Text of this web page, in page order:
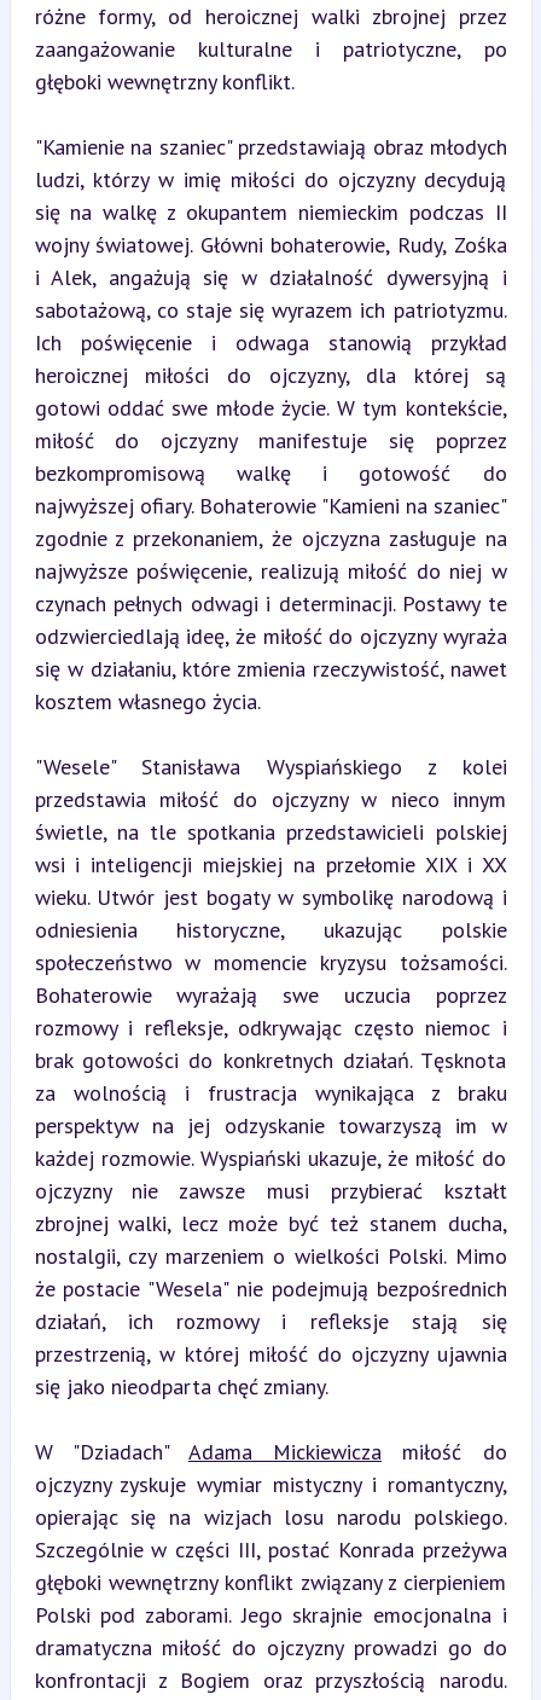
różne formy, od heroicznej walki zbrojnej przez
zaangażowanie kulturalne i patriotyczne, po
głęboki wewnętrzny konflikt.
"Kamienie na szaniec" przedstawiają obraz młodych
ludzi, którzy w imię miłości do ojczyzny decydują
się na walkę z okupantem niemieckim podczas II
wojny światowej. Główni bohaterowie, Rudy, Zośka
i Alek, angażują się w działalność dywersyjną i
sabotażową, co staje się wyrazem ich patriotyzmu.
Ich poświęcenie i odwaga stanowią przykład
heroicznej miłości do ojczyzny, dla której są
gotowi oddać swe młode życie. W tym kontekście,
miłość do ojczyzny manifestuje się poprzez
bezkompromisową walkę i gotowość do
najwyższej ofiary. Bohaterowie "Kamieni na szaniec"
zgodnie z przekonaniem, że ojczyzna zasługuje na
najwyższe poświęcenie, realizują miłość do niej w
czynach pełnych odwagi i determinacji. Postawy te
odzwierciedlają ideę, że miłość do ojczyzny wyraża
się w działaniu, które zmienia rzeczywistość, nawet
kosztem własnego życia.
"Wesele" Stanisława Wyspiańskiego z kolei
przedstawia miłość do ojczyzny w nieco innym
świetle, na tle spotkania przedstawicieli polskiej
wsi i inteligencji miejskiej na przełomie XIX i XX
wieku. Utwór jest bogaty w symbolikę narodową i
odniesienia historyczne, ukazując polskie
społeczeństwo w momencie kryzysu tożsamości.
Bohaterowie wyrażają swe uczucia poprzez
rozmowy i refleksje, odkrywając często niemoc i
brak gotowości do konkretnych działań. Tęsknota
za wolnością i frustracja wynikająca z braku
perspektyw na jej odzyskanie towarzyszą im w
każdej rozmowie. Wyspiański ukazuje, że miłość do
ojczyzny nie zawsze musi przybierać kształt
zbrojnej walki, lecz może być też stanem ducha,
nostalgii, czy marzeniem o wielkości Polski. Mimo
że postacie "Wesela" nie podejmują bezpośrednich
działań, ich rozmowy i refleksje stają się
przestrzenią, w której miłość do ojczyzny ujawnia
się jako nieodparta chęć zmiany.
W "Dziadach" Adama Mickiewicza miłość do
ojczyzny zyskuje wymiar mistyczny i romantyczny,
opierając się na wizjach losu narodu polskiego.
Szczególnie w części III, postać Konrada przeżywa
głęboki wewnętrzny konflikt związany z cierpieniem
Polski pod zaborami. Jego skrajnie emocjonalna i
dramatyczna miłość do ojczyzny prowadzi go do
konfrontacji z Bogiem oraz przyszłością narodu.